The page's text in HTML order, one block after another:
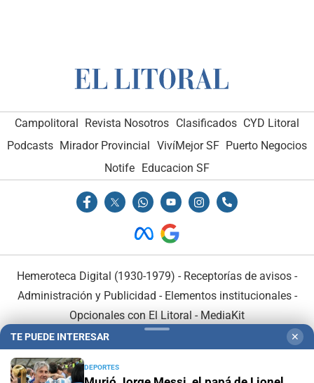
Campolitoral Revista Nosotros Clasificados CYD Litoral
Podcasts Mirador Provincial VivíMejor SF Puerto Negocios
Notife Educacion SF
Hemeroteca Digital (1930-1979) - Receptorías de avisos -
Administración y Publicidad - Elementos institucionales-
Opcionales con El Litoral - MediaKit
TE PUEDE INTERESAR ✕
DEPORTES